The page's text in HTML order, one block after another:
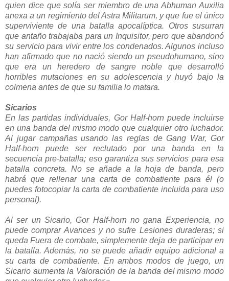
quien dice que solía ser miembro de una Abhuman Auxilia
anexa a un regimiento del Astra Militarum, y que fue el único
superviviente de una batalla apocalíptica. Otros susurran
que antaño trabajaba para un Inquisitor, pero que abandonó
su servicio para vivir entre los condenados. Algunos incluso
han afirmado que no nació siendo un pseudohumano, sino
que era un heredero de sangre noble que desarrolló
horribles mutaciones en su adolescencia y huyó bajo la
colmena antes de que su familia lo matara.
Sicarios
En las partidas individuales, Gor Half-horn puede incluirse
en una banda del mismo modo que cualquier otro luchador.
Al jugar campañas usando las reglas de Gang War, Gor
Half-horn puede ser reclutado por una banda en la
secuencia pre-batalla; eso garantiza sus servicios para esa
batalla concreta. No se añade a la hoja de banda, pero
habrá que rellenar una carta de combatiente para él (o
puedes fotocopiar la carta de combatiente incluida para uso
personal).
Al ser un Sicario, Gor Half-horn no gana Experiencia, no
puede comprar Avances y no sufre Lesiones duraderas; si
queda Fuera de combate, simplemente deja de participar en
la batalla. Además, no se puede añadir equipo adicional a
su carta de combatiente. En ambos modos de juego, un
Sicario aumenta la Valoración de la banda del mismo modo